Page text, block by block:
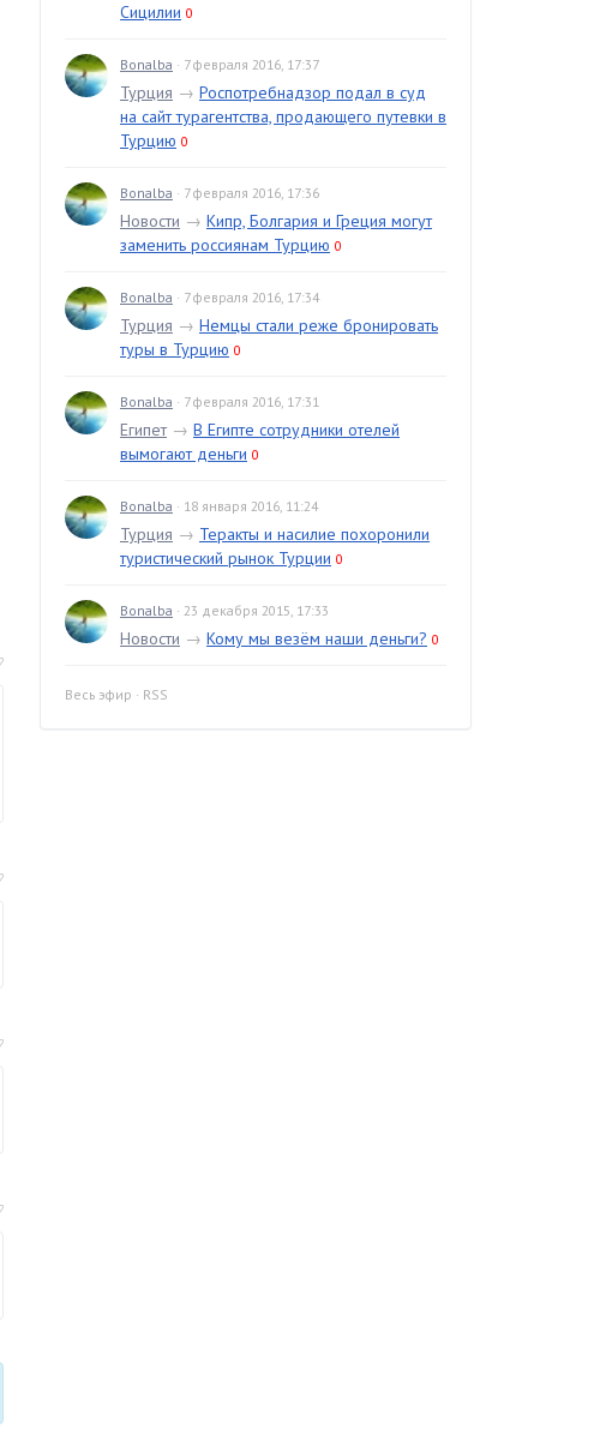
Сицилии 0
Bonalba · 7 февраля 2016, 17:37
Турция → Роспотребнадзор подал в суд
на сайт турагентства, продающего путевки в
Турцию 0
Bonalba · 7 февраля 2016, 17:36
Новости → Кипр, Болгария и Греция могут
заменить россиянам Турцию 0
Bonalba · 7 февраля 2016, 17:34
Турция → Немцы стали реже бронировать
туры в Турцию 0
Bonalba · 7 февраля 2016, 17:31
Египет→ В Египте сотрудники отелей
вымогают деньги 0
Bonalba · 18 января 2016, 11:24
Турция → Теракты и насилие похоронили
туристический рынок Турции 0
Bonalba · 23 декабря 2015, 17:33
Новости → Кому мы везём наши деньги? 0
Весь эфир · RSS